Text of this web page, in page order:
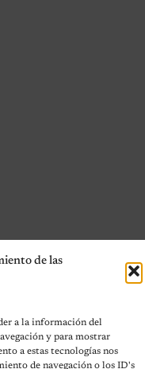
de las
a la información del
y para mostrar
a estas tecnologías nos
de navegación o los ID's